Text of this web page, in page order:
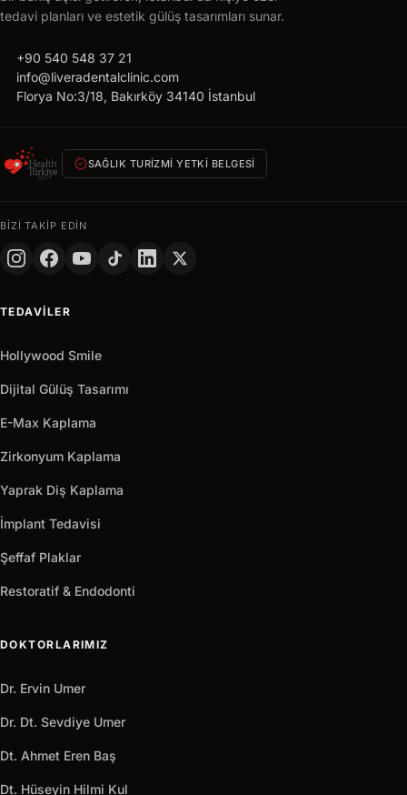
tedavi
alın
24
saat
size
özel
teklif
SOYAD
Turkey+90
Hemen
tedavi planları ve estetik gülüş tasarımları sunar.
+90 540 548 37 21
info@liveradentalclinic.com
Florya No:3/18, Bakırköy 34140 İstanbul
verifiedSAĞLIK TURIZMI YETKI BELGESI
BIZI TAKIP EDIN
TEDAVILER
Hollywood Smile
Dijital Gülüş Tasarımı
E-Max Kaplama
Zirkonyum Kaplama
Yaprak Diş Kaplama
İmplant Tedavisi
Şeffaf Plaklar
Restoratif & Endodonti
DOKTORLARIMIZ
Dr. Ervin Umer
Dr. Dt. Sevdiye Umer
Dt. Ahmet Eren Baş
Dt. Hüseyin Hilmi Kul